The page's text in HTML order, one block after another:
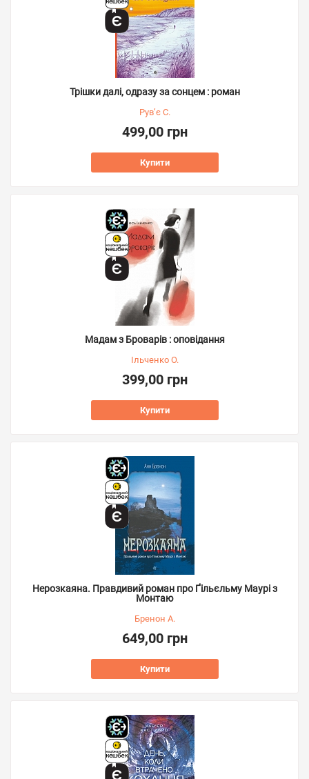
Трішки далі, одразу за сонцем : роман
Рув’є С.
499,00 грн
Купити
Мадам з Броварів : оповідання
Ільченко О.
399,00 грн
Купити
Нерозкаяна. Правдивий роман про Ґільєльму Маурі з
Монтаю
Бренон А.
649,00 грн
Купити